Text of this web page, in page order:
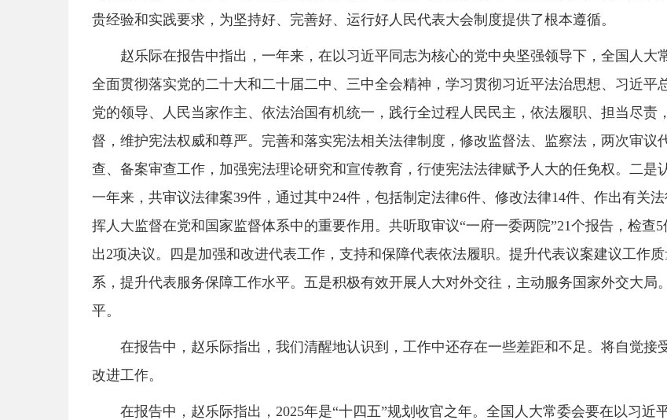
贵经验和实践要求，为坚持好、完善好、运行好人民代表大会制度提供了根本遵循。
赵乐际在报告中指出，一年来，在以习近平同志为核心的党中央坚强领导下，全国人大
全面贯彻落实党的二十大和二十届二中、三中全会精神，学习贯彻习近平法治思想、习近
党的领导、人民当家作主、依法治国有机统一，践行全过程人民民主，依法履职、担当尽
督，维护宪法权威和尊严。完善和落实宪法相关法律制度，修改监督法、监察法，两次审
查、备案审查工作，加强宪法理论研究和宣传教育，行使宪法法律赋予人大的任免权。二是
一年来，共审议法律案39件，通过其中24件，包括制定法律6件、修改法律14件、作出有关
挥人大监督在党和国家监督体系中的重要作用。共听取审议“一府一委两院”21个报告，检
出2项决议。四是加强和改进代表工作，支持和保障代表依法履职。提升代表议案建议工作
系，提升代表服务保障工作水平。五是积极有效开展人大对外交往，主动服务国家外交大
平。
在报告中，赵乐际指出，我们清醒地认识到，工作中还存在一些差距和不足。将自觉
改进工作。
在报告中，赵乐际指出，2025年是“十四五”规划收官之年。全国人大常委会要在以习